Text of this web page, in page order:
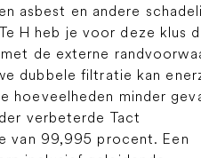
asbest en andere
H heb je voor deze klus
de externe
dubbele filtratie kan
hoeveelheden minder
verbeterde Tact
van 99,995 procent. Een